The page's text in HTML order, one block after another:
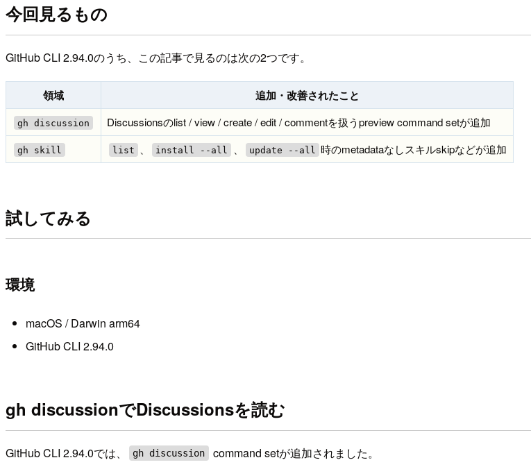
今回見るもの
GitHub CLI 2.94.0のうち、この記事で見るのは次の2つです。
領域 追加・改善されたこと
gh discussion Discussionsのlist / view / create / edit / commentを扱うpreview command setが追加
gh skill list 、 install --all 、 update --all 時のmetadataなしスキルskipなどが追加
試してみる
環境
macOS / Darwin arm64
GitHub CLI 2.94.0
gh discussionでDiscussionsを読む
GitHub CLI 2.94.0では、 gh discussion command setが追加されました。